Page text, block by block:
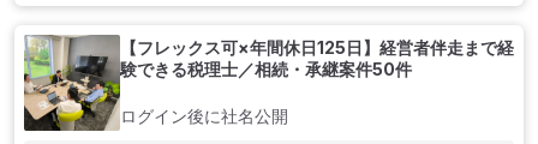
【フレックス可×年間休日125日】経営者伴走まで経
験できる税理士／相続・承継案件50件
ログイン後に社名公開